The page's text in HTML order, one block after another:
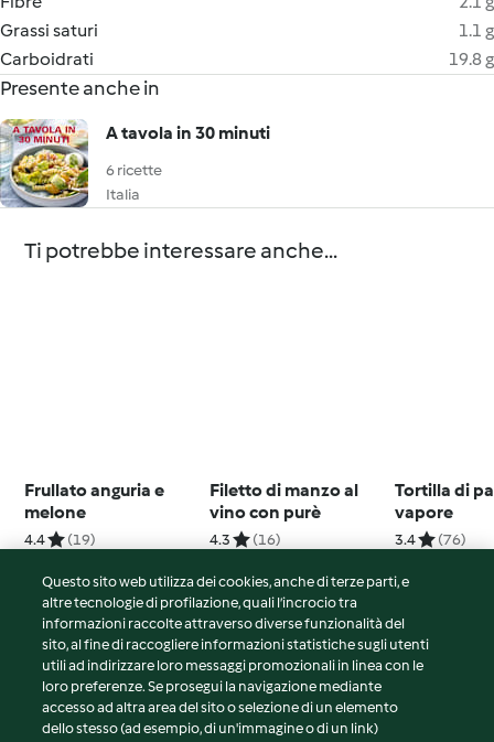
Grassi saturi
1.1 g
Carboidrati
19.8 g
Presente anche in
A tavola in 30 minuti
6 ricette
Italia
Ti potrebbe interessare anche...
Frullato anguria e
melone
4.4 (19)
Filetto di manzo al
vino con purè
4.3 (16)
Tortilla di
vapore
3.4 (76)
© Copyright 2026
Termini del servizio
Informativa sulla privacy
Questo sito web utilizza dei cookies, anche di terze parti, e
altre tecnologie di profilazione, quali l’incrocio tra
informazioni raccolte attraverso diverse funzionalità del
sito, al fine di raccogliere informazioni statistiche sugli utenti
utili ad indirizzare loro messaggi promozionali in linea con le
loro preferenze. Se prosegui la navigazione mediante
accesso ad altra area del sito o selezione di un elemento
dello stesso (ad esempio, di un'immagine o di un link)